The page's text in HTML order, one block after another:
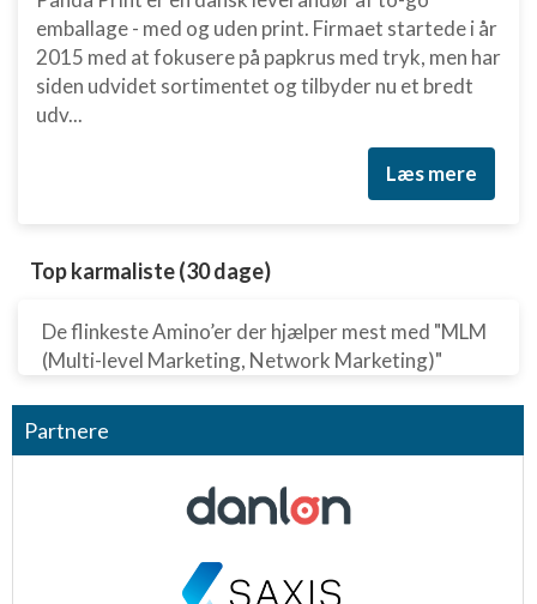
emballage - med og uden print. Firmaet startede i år
2015 med at fokusere på papkrus med tryk, men har
siden udvidet sortimentet og tilbyder nu et bredt
udv...
Læs mere
Top karmaliste (30 dage)
De flinkeste Amino’er der hjælper mest med "MLM
(Multi-level Marketing, Network Marketing)"
Partnere
Måle indholdseffektivitet
Forstå målgrupper gennem statistikker eller
kombinationer af oplysninger fra forskellige
Bruge præcise geografiske
placeringsoplysninger
anmodede oplysninger
Ikke-IAB-behandlingsformål: